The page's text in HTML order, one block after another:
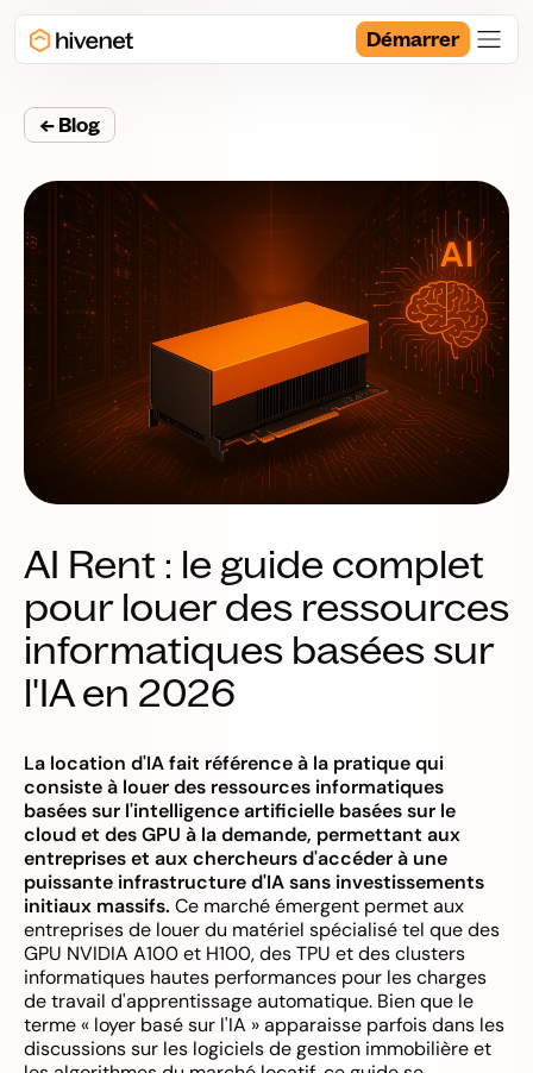
Démarrer
← Blog
AI Rent : le guide complet
pour louer des ressources
informatiques basées sur
l'IA en 2026
La location d'IA fait référence à la pratique qui
consiste à louer des ressources informatiques
basées sur l'intelligence artificielle basées sur le
cloud et des GPU à la demande, permettant aux
entreprises et aux chercheurs d'accéder à une
puissante infrastructure d'IA sans investissements
initiaux massifs. Ce marché émergent permet aux
entreprises de louer du matériel spécialisé tel que des
GPU NVIDIA A100 et H100, des TPU et des clusters
informatiques hautes performances pour les charges
de travail d'apprentissage automatique. Bien que le
terme « loyer basé sur l'IA » apparaisse parfois dans les
discussions sur les logiciels de gestion immobilière et